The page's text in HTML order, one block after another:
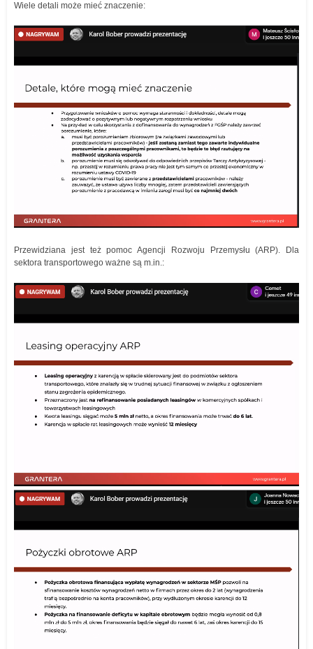
Wiele detali może mieć znaczenie:
Przewidziana jest też pomoc Agencji Rozwoju Przemysłu (ARP). Dla
sektora transportowego ważne są m.in.: